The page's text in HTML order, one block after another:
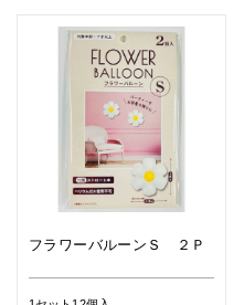
フラワーバルーンＳ ２Ｐ